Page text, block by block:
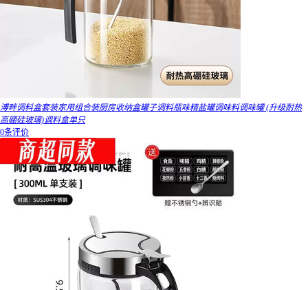
溥畔调料盒套装家用组合装厨房收纳盒罐子调料瓶味精盐罐调味料调味罐 (升级耐热
高硼硅玻璃)调料盒单只
0条评价